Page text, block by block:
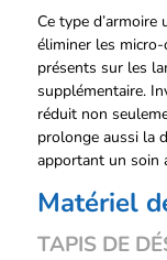
Ce type
éliminer les
présents sur les
supplémentaire.
réduit non
prolonge aussi la
apportant un soin
Matériel
TAPIS DE